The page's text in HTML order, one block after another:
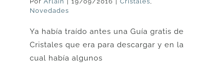
Novedades
Ya había traído antes una Guía gratis de
Cristales que era para descargar y en la
cual había algunos